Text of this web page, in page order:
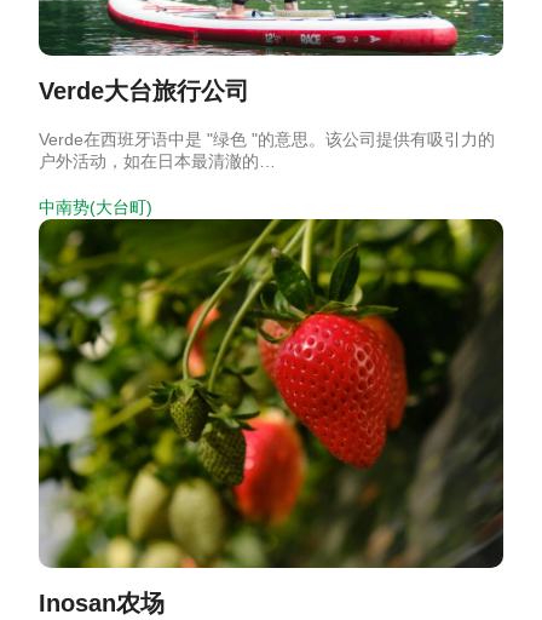
Verde大台旅行公司
Verde在西班牙语中是 "绿色 "的意思。该公司提供有吸引力的
户外活动，如在日本最清澈的…
中南势(大台町)
Inosan农场